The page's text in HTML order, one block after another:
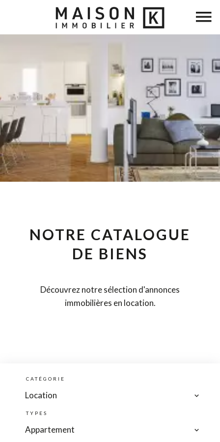
NOTRE CATALOGUE
DE BIENS
Découvrez notre sélection d'annonces
immobilières en location.
CATÉGORIE
Location
TYPES
Appartement